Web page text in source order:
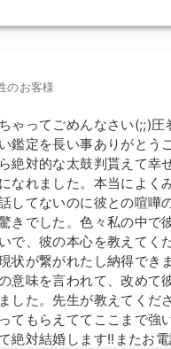
のお客様
ゃってごめんなさい(;;)圧
鑑定を長い事ありがとう
絶対的な太鼓判貰えて幸
なれました。本当によく
してないのに彼との喧嘩
きでした。色々私の中で
で、彼の本心を教えてく
状が繋がれたし納得でき
意味を言われて、改めて
した。先生が教えてくだ
てもらえててここまで強
絶対結婚します!!またお